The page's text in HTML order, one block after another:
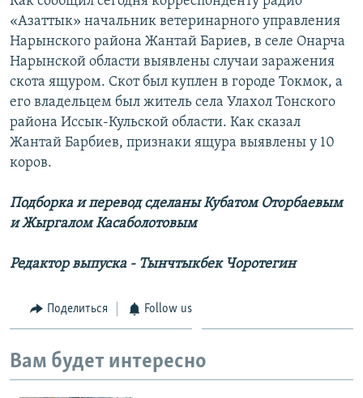
«Азаттык» начальник ветеринарного управления
Нарынского района Жантай Бариев, в селе Онарча
Нарынской области выявлены случаи заражения
скота ящуром. Скот был куплен в городе Токмок, а
его владельцем был житель села Улахол Тонского
района Иссык-Кульской области. Как сказал
Жантай Барбиев, признаки ящура выявлены у 10
коров.
Подборка и перевод сделаны Кубатом Оторбаевым
и Жыргалом Касаболотовым
Редактор выпуска - Тынчтыкбек Чоротегин
Поделиться Follow us
Вам будет интересно